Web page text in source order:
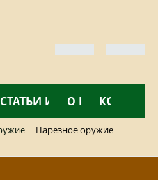
СТАТЬИ И ОБЗОРЫ
О МАГАЗИНЕ
Нарезное оружие